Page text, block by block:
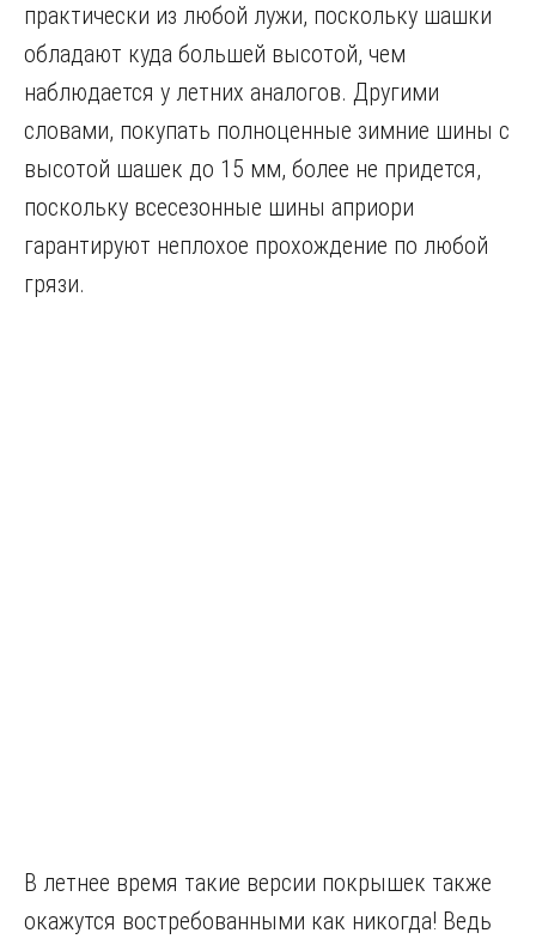
практически из любой лужи, поскольку шашки
обладают куда большей высотой, чем
наблюдается у летних аналогов. Другими
словами, покупать полноценные зимние шины с
высотой шашек до 15 мм, более не придется,
поскольку всесезонные шины априори
гарантируют неплохое прохождение по любой
грязи.
В летнее время такие версии покрышек также
окажутся востребованными как никогда! Ведь